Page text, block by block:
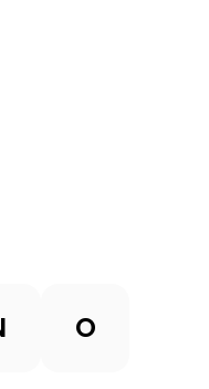
O